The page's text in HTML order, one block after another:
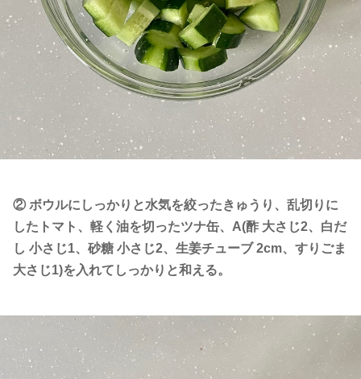
② ボウルにしっかりと水気を絞ったきゅうり、乱切りに
したトマト、軽く油を切ったツナ缶、A(酢 大さじ2、白だ
し 小さじ1、砂糖 小さじ2、生姜チューブ 2cm、すりごま
大さじ1)を入れてしっかりと和える。